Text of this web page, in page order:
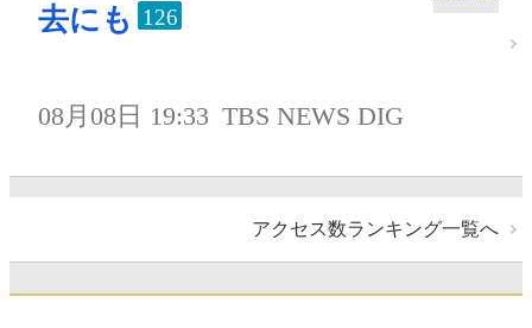
去にも
126
08月08日 19:33 TBS NEWS DIG
アクセス数ランキング一覧へ